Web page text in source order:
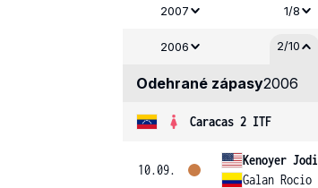
2007 1/8
2006 2/10
Odehrané zápasy2006
Caracas 2 ITF
10.09.
Kenoyer Jodi
Galan Rocio